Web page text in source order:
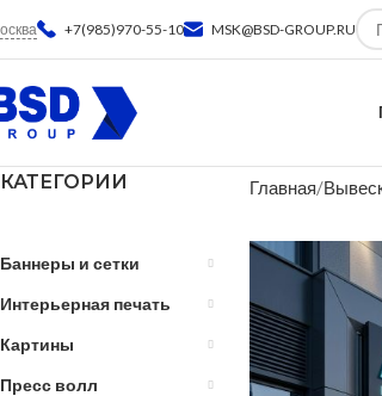
+7(985)970-55-10 MSK@BSD-GROUP.RU
КАТЕГОРИИ
Баннеры и сетки
Интерьерная печать
Картины
Пресс волл
Главная